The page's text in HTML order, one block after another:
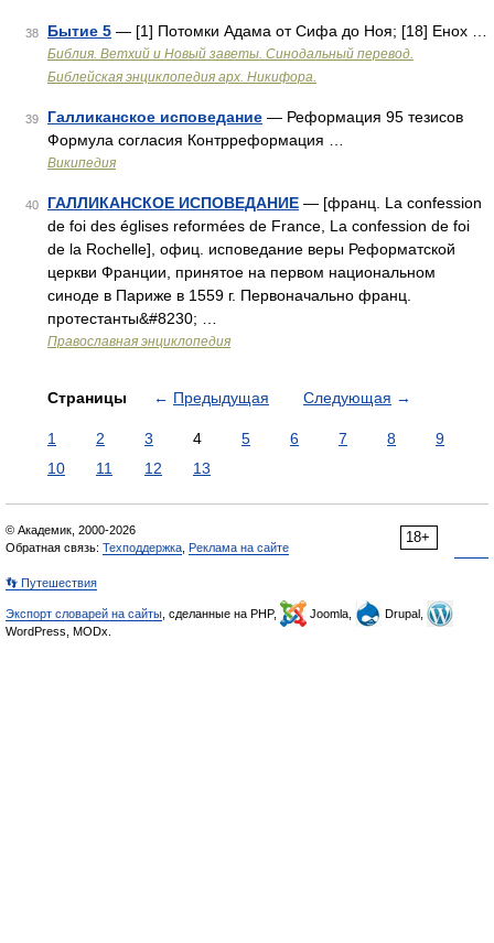
38 Бытие 5 — [1] Потомки Адама от Сифа до Ноя; [18] Енох …
Библия. Ветхий и Новый заветы. Синодальный перевод.
Библейская энциклопедия арх. Никифора.
39 Галликанское исповедание — Реформация 95 тезисов
Формула согласия Контрреформация …
Википедия
40 ГАЛЛИКАНСКОЕ ИСПОВЕДАНИЕ — [франц. La confession
de foi des églises reformées de France, La confession de foi
de la Rochelle], офиц. исповедание веры Реформатской
церкви Франции, принятое на первом национальном
синоде в Париже в 1559 г. Первоначально франц.
протестанты&#8230; …
Православная энциклопедия
Страницы ← Предыдущая Следующая →
1 2 3 4 5 6 7 8
9
10
11 12 13
18+
© Академик, 2000-2026
Обратная связь: Техподдержка Реклама на сайте
👣 Путешествия
Экспорт словарей на сайты , сделанные на PHP, Joomla,
Drupal,
WordPress, MODx.